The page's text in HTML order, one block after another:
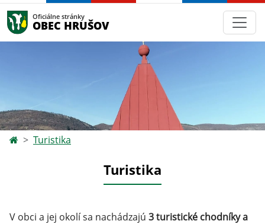
Oficiálne stránky
OBEC HRUŠOV
Turistika
Turistika
V obci a jej okolí sa nachádzajú 3 turistické chodníky a